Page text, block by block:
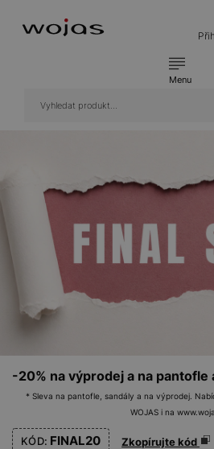
Menu
-20% na výprodej a na pantofle
* Sleva na pantofle, sandály a na výprodej.
WOJAS i na
KÓD: FINAL20 Zkopírujte kód